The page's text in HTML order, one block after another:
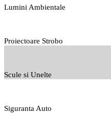
Lumini Ambientale
Proiectoare Strobo
Scule si Unelte
Siguranta Auto